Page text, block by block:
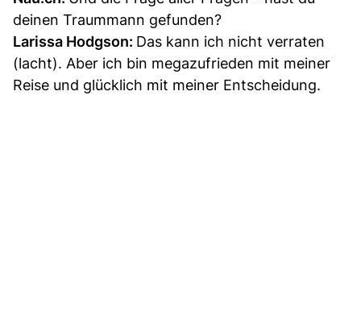
deinen Traummann gefunden?
Larissa Hodgson: Das kann ich nicht verraten
(lacht). Aber ich bin megazufrieden mit meiner
Reise und glücklich mit meiner Entscheidung.